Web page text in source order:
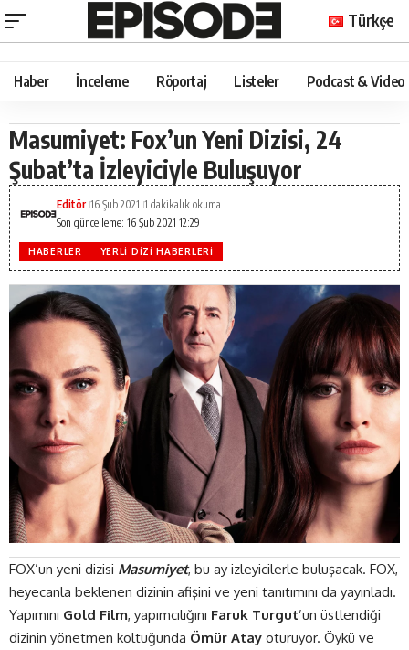
Türkçe
Haber İnceleme Röportaj Listeler Podcast & Video
Masumiyet: Fox’un Yeni Dizisi, 24
Şubat’ta İzleyiciyle Buluşuyor
Son güncelleme: 16 Şub 2021 12:29
Editör 16 Şub 2021 1 dakikalık okuma
HABERLER YERLI DIZI HABERLERI
FOX’un yeni dizisi Masumiyet, bu ay izleyicilerle buluşacak. FOX,
heyecanla beklenen dizinin afişini ve yeni tanıtımını da yayınladı.
Yapımını Gold Film, yapımcılığını Faruk Turgut’un üstlendiği
dizinin yönetmen koltuğunda Ömür Atay oturuyor. Öykü ve